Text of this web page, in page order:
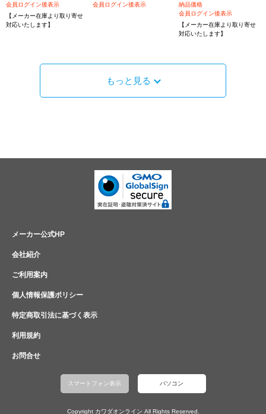
会員ログイン後表示
【メーカー在庫より取り寄せ
対応いたします】
会員ログイン後表示
納品価格
会員ログイン後表示
【メーカー在庫より取り寄せ
対応いたします】
もっと見る
メーカー公式HP
会社紹介
ご利用案内
個人情報保護ポリシー
特定商取引法に基づく表示
利用規約
お問合せ
スマートフォン表示 パソコン
Copyright カワダオンライン All Rights Reserved.